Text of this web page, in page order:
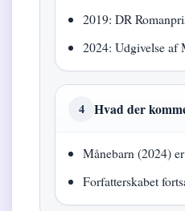
2019: DR
2024: Udgivelse af
4 Hvad der
Månebarn (2024)
Forfatterskabet